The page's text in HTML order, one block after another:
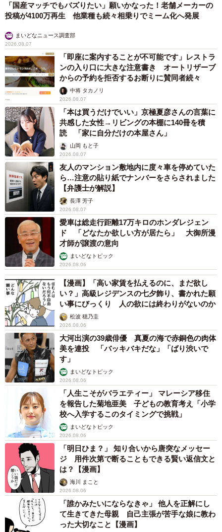
「国産マッチでもバズりたい」願いかなった！老舗メーカーの
投稿が4100万再生 他業種も続々相乗りでミーム化へ発展
まいどなニュース調査部
2026.08.07
「即座に案内することが不可能です」レストラ
ンの入り口に大きな注意書き オートリザーブ
からの予約を拒否するお断りに賛同者続々
中将 タカノリ
2026.08.07
「本は買うだけでいい」京極夏彦さんの言葉に
共感した女性→リビングの本棚に140冊を積
読 「家に自分だけの本屋さん」
山岡 もと子
2026.08.07
友人のマンション敷地内に度々車を停めていた
ら…注意の貼り紙でナンバーをさらされました
【弁護士が解説】
長澤 芳子
2026.08.07
愛車は総走行距離17万キロのホンダレジェン
ド 「どなたか欲しい方が居たら」 大御所漫
才師が譲渡の意向
まいどなトピック
2026.08.06
【漫画】「高い家賃を払えるのに、まだ欲し
い？」高級レジデンスの七夕飾り、書かれた願
い事にびっくり 人の欲には終わりがないのか
松波 穂乃圭
2026.08.06
大河出演の39歳俳優 真夏の海で赤銅色の肉体
美を連投 「バッキバキだな」「ばり渋いで
す」
まいどなトピック
2026.08.06
「人生こそがバラエティー」 マレーシア移住
を報告した菊地亜美 子どもの教育考え「小学
校へ入学するこのタイミングで挑戦」
まいどなトピック
2026.08.06
「明日ひま？」 知り合いから唐突なメッセー
ジ 用件次第で断ることもできる賢い返信文と
は？【漫画】
海川 まこと
2026.08.06
「誰かみたいにならなきゃ」 他人を正解にし
て生きてきた母親 自己主張が苦手な娘に教わ
った大切なこと【漫画】